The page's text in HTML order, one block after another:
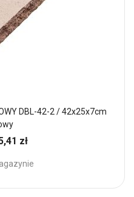
DBL-42-2 / 42x25x7cm
zł